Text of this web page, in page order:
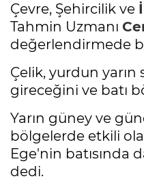
Çevre, Şehircilik ve
Tahmin Uzmanı
değerlendirmede
Çelik, yurdun
gireceğini ve batı
Yarın güney ve
bölgelerde etkili
Ege'nin batısında
dedi.